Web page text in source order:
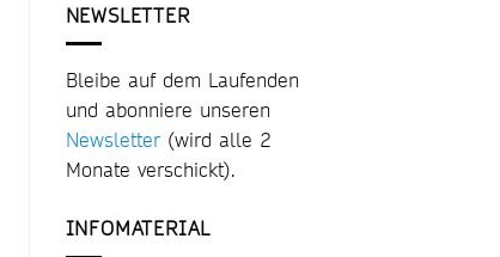
NEWSLETTER
Bleibe auf dem Laufenden
und abonniere unseren
Newsletter(wird alle 2
Monate verschickt).
INFOMATERIAL